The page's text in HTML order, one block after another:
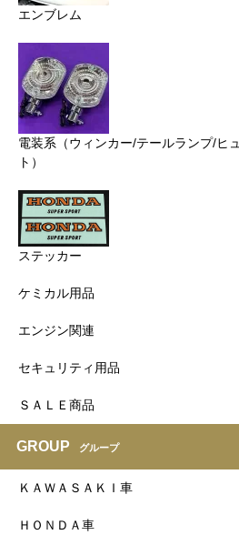
エンブレム
電装系（ウィンカー/テールランプ/ヒ
ト）
ステッカー
ケミカル用品
エンジン関連
セキュリティ用品
ＳＡＬＥ商品
GROUP グループ
ＫＡＷＡＳＡＫＩ車
ＨＯＮＤＡ車